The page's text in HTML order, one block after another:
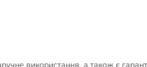
використання, а також є